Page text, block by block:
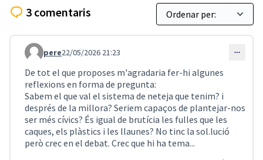
3 comentaris
Comentari 5549
pere22/05/2026 21:23
De tot el que proposes m'agradaria fer-hi algunes
reflexions en forma de pregunta:
Sabem el que val el sistema de neteja que tenim? i
després de la millora? Seriem capaços de plantejar-nos
ser més cívics? És igual de brutícia les fulles que les
caques, els plàstics i les llaunes? No tinc la sol.lució
però crec en el debat. Crec que hi ha tema...